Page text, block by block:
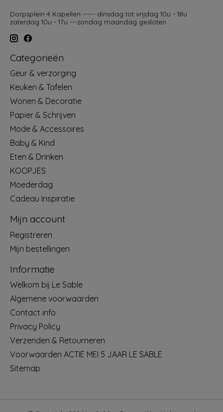
Dorpsplein 4 Kapellen ----- dinsdag tot vrijdag 10u - 18u
zaterdag 10u - 17u ---zondag maandag gesloten
Categorieën
Geur & verzorging
Keuken & Tafelen
Wonen & Decoratie
Papier & Schrijven
Mode & Accessoires
Baby & Kind
Eten & Drinken
KOOPJES
Moederdag
Cadeau Inspiratie
Mijn account
Registreren
Mijn bestellingen
Informatie
Welkom bij Le Sable
Algemene voorwaarden
Contact info
Privacy Policy
Verzenden & Retourneren
Voorwaarden ACTIE MEI 5 JAAR LE SABLE
Sitemap